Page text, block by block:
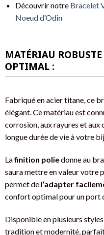
Découvrir notre Bracelet
Noeud d’Odin
MATÉRIAU
OPTIMAL :
Fabriqué en acier titane, ce
élégant. Ce matériau est
corrosion, aux rayures et aux
longue durée de vie à votre
Lafinition poliedonne au
saura mettre en valeur votre
permet de l’adapter
confort optimal pour un port
Disponible en plusieurs
tradition et modernité,